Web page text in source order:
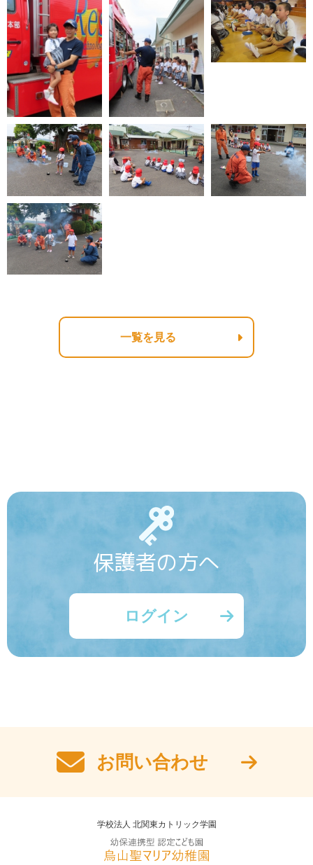
一覧を見る
保護者の方へ
ログイン
お問い合わせ
学校法人 北関東カトリック学園